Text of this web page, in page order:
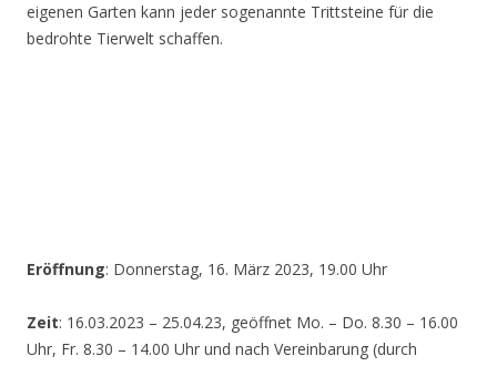
eigenen Garten kann jeder sogenannte Trittsteine für die
bedrohte Tierwelt schaffen.
Eröffnung: Donnerstag, 16. März 2023, 19.00 Uhr
Zeit: 16.03.2023 – 25.04.23, geöffnet Mo. – Do. 8.30 – 16.00
Uhr, Fr. 8.30 – 14.00 Uhr und nach Vereinbarung (durch